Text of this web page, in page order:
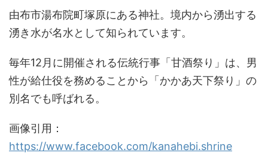
由布市湯布院町塚原にある神社。境内から湧出する
湧き水が名水として知られています。
毎年12月に開催される伝統行事「甘酒祭り」は、男
性が給仕役を務めることから「かかあ天下祭り」の
別名でも呼ばれる。
画像引用：
https://www.facebook.com/kanahebi.shrine